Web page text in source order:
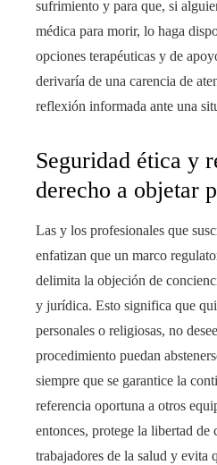
sufrimiento y para que, si
médica para morir, lo haga
opciones terapéuticas y de
derivaría de una carencia de
reflexión informada ante una
Seguridad ética y
derecho a objetar
Las y los profesionales que
enfatizan que un marco
delimita la objeción de
y jurídica. Esto significa que
personales o religiosas, no
procedimiento puedan
siempre que se garantice la
referencia oportuna a otros
entonces, protege la libertad de
trabajadores de la salud y evita